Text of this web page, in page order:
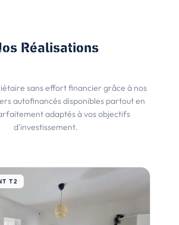
Réalisations
sans effort financier grâce à nos
autofinancés disponibles partout en
adaptés à vos objectifs
d'investissement.
T2